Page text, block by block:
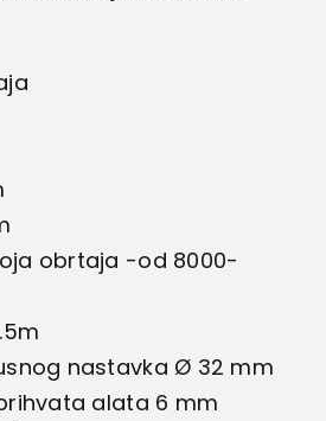
obrtaja -od 8000-
nastavka Ø 32 mm
alata 6 mm